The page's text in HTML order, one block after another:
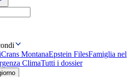
Crans MontanaEpstein FilesFamiglia nel
ClimaTutti i dossier